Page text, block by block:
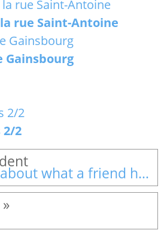
rue Saint-Antoine
Gainsbourg
2/2
I was thinking about what a friend had said